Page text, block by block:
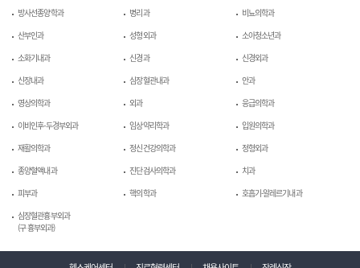
방사선종양학과
병리과
비뇨의학과
산부인과
성형외과
소아청소년과
소화기내과
신경과
신경외과
신장내과
심장혈관내과
안과
영상의학과
외과
응급의학과
이비인후-두경부외과
임상약리학과
입원의학과
재활의학과
정신건강의학과
정형외과
종양혈액내과
진단검사의학과
치과
피부과
핵의학과
호흡기-알레르기내과
심장혈관흉부외과
(구 흉부외과)